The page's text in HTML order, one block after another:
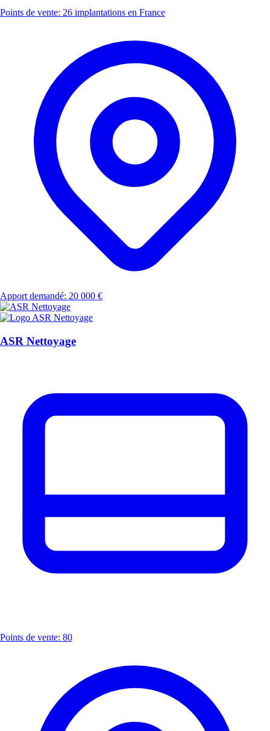
Points de vente: 26 implantations en France
Apport demandé: 20 000 €
ASR Nettoyage
Points de vente: 80